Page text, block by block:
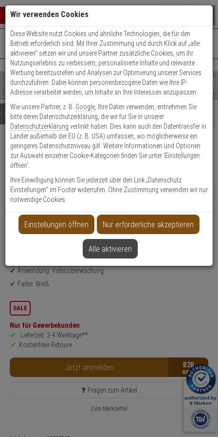
Warenkorb schließen
0 ARTIKEL IM WARENKORB
Ihr Warenkorb ist momentan leer.
Ergebnisse ()
Fertig
Shop
durchsuchen
Bitte
geben
Sie
mindestens
Zeichen
ein,
um
Suche
Es
wurde
noch
Kategorien
Suche
gestartet
+49 (0)821 899 493-0Mo. - Do.: 8:00 - 16:30 | Fr.: 8:00 - 14:00 Uhr
Kontaktservice nutzen
Details Beratung
Mobotix MxIRLight
Infrarotstrahler 860nm 45°x45°
Produktmerkmale
Datenblatt drucken
Zubehörartikel, Infrarotstrahler
Anwendung: Videoüberwachung
Farbe: Weiß
SALE
Nur für Gewerbekunden
Lieferzeit: 3-4 Werktage**
Kostenfreie Retoure
Jetzt anmelden B2B
Fragen zum Artikel
Zum Merkzettel
Wir verwenden Cookies
Diese Website nutzt Cookies und ähnliche Technologien, die für den
Betrieb erforderlich sind. Mit Ihrer Zustimmung und durch Klick auf „alle
aktivieren“ setzen wir und unsere Partner zusätzliche Cookies, um Ihr
Nutzungserlebnis zu verbessern, personalisierte Inhalte und relevante
Werbung bereitzustellen und Analysen zur Optimierung unserer Services
durchzuführen. Dabei können personenbezogene Daten wie Ihre IP-
Adresse verarbeitet werden, um Inhalte an Ihre Interessen anzupassen.
Wie unsere Partner, z. B. Google , Ihre Daten verwenden, entnehmen Sie
bitte deren Datenschutzerklärung, die wir für Sie in unserer
Datenschutzerklärung verlinkt haben. Dies kann auch den Datentransfer in
Länder außerhalb der EU (z. B. USA) umfassen, wo möglicherweise ein
geringeres Datenschutzniveau gilt. Weitere Informationen und Optionen
zur Auswahl einzelner Cookie-Kategorien finden Sie unter 'Einstellungen
öffnen'.
Ihre Einwilligung können Sie jederzeit über den Link „Datenschutz
Einstellungen“ im Footer widerrufen. Ohne Zustimmung verwenden wir nur
notwendige Cookies.
Einstellungen öffnen Nur erforderliche akzeptieren
Alle aktivieren